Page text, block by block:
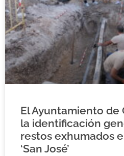
El Ayuntamiento de
la identificación
restos exhumados
‘San José’